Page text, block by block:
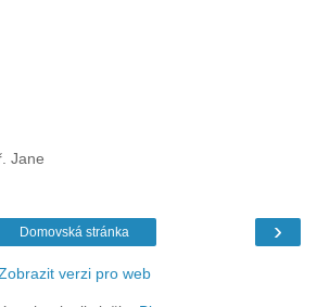
Jane
›
Domovská stránka
verzi pro web